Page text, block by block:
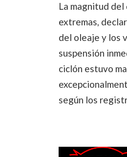
La magnitud
extremas,
del oleaje y los
suspensión
ciclón estuvo
según los